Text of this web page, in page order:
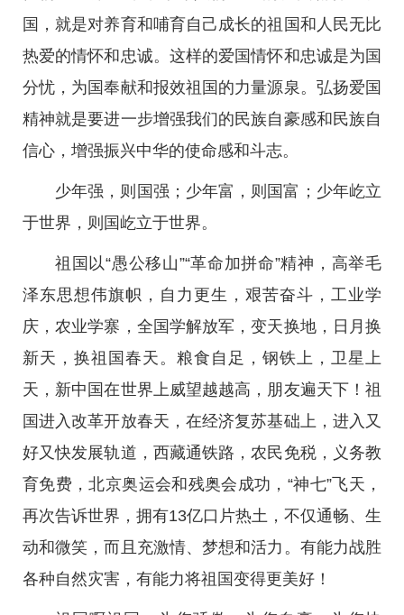
国，就是对养育和哺育自己成长的祖国和人民无比
热爱的情怀和忠诚。这样的爱国情怀和忠诚是为国
分忧，为国奉献和报效祖国的力量源泉。弘扬爱国
精神就是要进一步增强我们的民族自豪感和民族自
信心，增强振兴中华的使命感和斗志。
少年强，则国强；少年富，则国富；少年屹立
于世界，则国屹立于世界。
祖国以“愚公移山”“革命加拼命”精神，高举毛
泽东思想伟旗帜，自力更生，艰苦奋斗，工业学
庆，农业学寨，全国学解放军，变天换地，日月换
新天，换祖国春天。粮食自足，钢铁上，卫星上
天，新中国在世界上威望越越高，朋友遍天下！祖
国进入改革开放春天，在经济复苏基础上，进入又
好又快发展轨道，西藏通铁路，农民免税，义务教
育免费，北京奥运会和残奥会成功，“神七”飞天，
再次告诉世界，拥有13亿口片热土，不仅通畅、生
动和微笑，而且充激情、梦想和活力。有能力战胜
各种自然灾害，有能力将祖国变得更美好！